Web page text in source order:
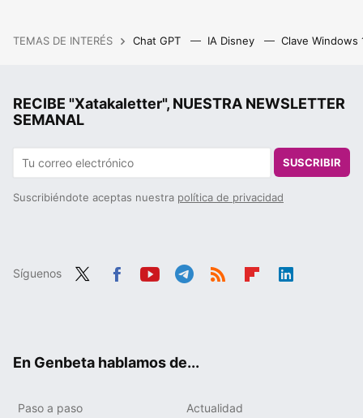
TEMAS DE INTERÉS Chat GPT IA Disney Clave Windows
RECIBE "Xatakaletter", NUESTRA NEWSLETTER
SEMANAL
SUSCRIBIR
Suscribiéndote aceptas nuestra política de privacidad
Síguenos
En Genbeta hablamos de...
Paso a paso Actualidad